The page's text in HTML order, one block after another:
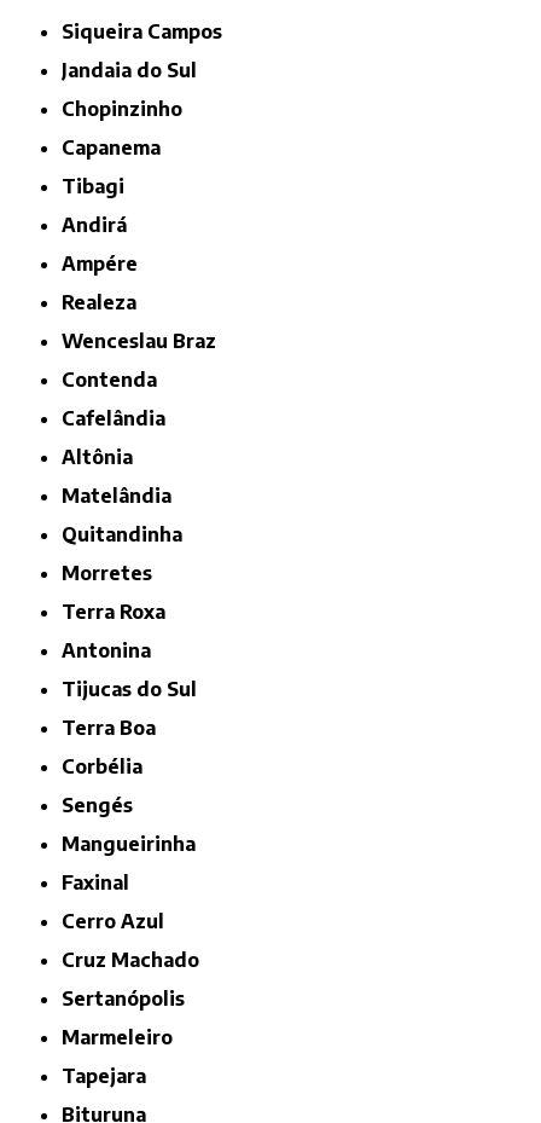
Siqueira Campos
Jandaia do Sul
Chopinzinho
Capanema
Tibagi
Andirá
Ampére
Realeza
Wenceslau Braz
Contenda
Cafelândia
Altônia
Matelândia
Quitandinha
Morretes
Terra Roxa
Antonina
Tijucas do Sul
Terra Boa
Corbélia
Sengés
Mangueirinha
Faxinal
Cerro Azul
Cruz Machado
Sertanópolis
Marmeleiro
Tapejara
Bituruna